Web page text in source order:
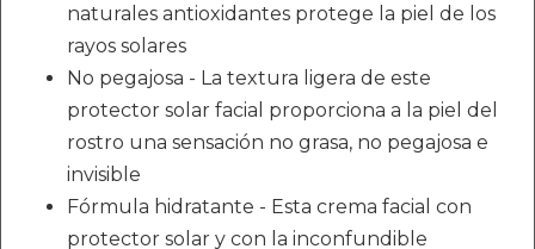
naturales antioxidantes protege la piel de los
rayos solares
No pegajosa - La textura ligera de este
protector solar facial proporciona a la piel del
rostro una sensación no grasa, no pegajosa e
invisible
Fórmula hidratante - Esta crema facial con
protector solar y con la inconfundible